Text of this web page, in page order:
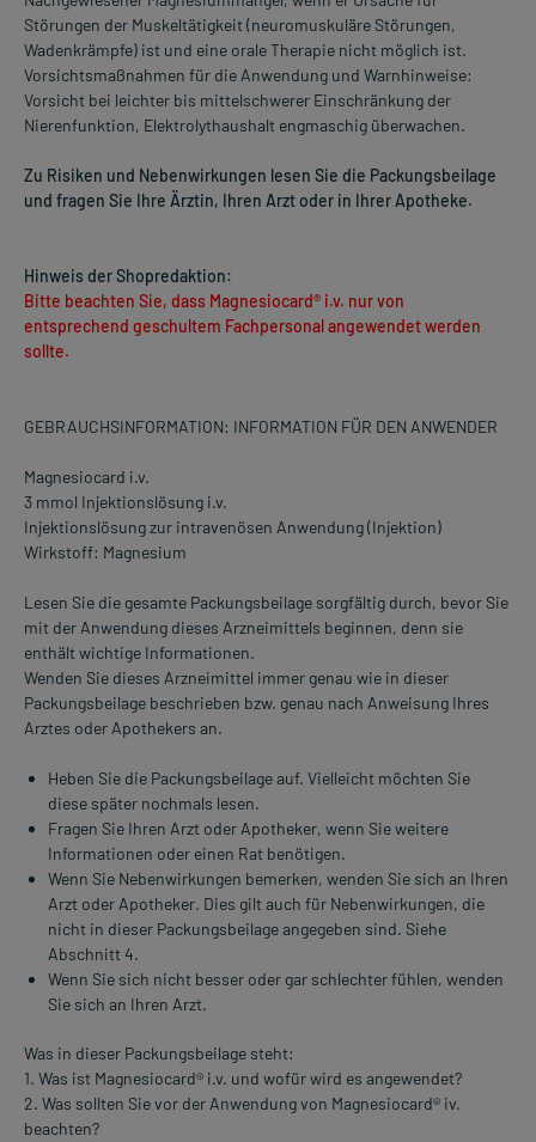
Störungen der Muskeltätigkeit (neuromuskuläre Störungen,
Wadenkrämpfe) ist und eine orale Therapie nicht möglich ist.
Vorsichtsmaßnahmen für die Anwendung und Warnhinweise:
Vorsicht bei leichter bis mittelschwerer Einschränkung der
Nierenfunktion, Elektrolythaushalt engmaschig überwachen.
Zu Risiken und Nebenwirkungen lesen Sie die Packungsbeilage
und fragen Sie Ihre Ärztin, Ihren Arzt oder in Ihrer Apotheke.
Hinweis der Shopredaktion:
Bitte beachten Sie, dass Magnesiocard® i.v. nur von
entsprechend geschultem Fachpersonal angewendet werden
sollte.
GEBRAUCHSINFORMATION: INFORMATION FÜR DEN ANWENDER
Magnesiocard i.v.
3 mmol Injektionslösung i.v.
Injektionslösung zur intravenösen Anwendung (Injektion)
Wirkstoff: Magnesium
Lesen Sie die gesamte Packungsbeilage sorgfältig durch, bevor Sie
mit der Anwendung dieses Arzneimittels beginnen, denn sie
enthält wichtige Informationen.
Wenden Sie dieses Arzneimittel immer genau wie in dieser
Packungsbeilage beschrieben bzw. genau nach Anweisung Ihres
Arztes oder Apothekers an.
Heben Sie die Packungsbeilage auf. Vielleicht möchten Sie
diese später nochmals lesen.
Fragen Sie Ihren Arzt oder Apotheker, wenn Sie weitere
Informationen oder einen Rat benötigen.
Wenn Sie Nebenwirkungen bemerken, wenden Sie sich an Ihren
Arzt oder Apotheker. Dies gilt auch für Nebenwirkungen, die
nicht in dieser Packungsbeilage angegeben sind. Siehe
Abschnitt 4.
Wenn Sie sich nicht besser oder gar schlechter fühlen, wenden
Sie sich an Ihren Arzt.
Was in dieser Packungsbeilage steht:
1. Was ist Magnesiocard® i.v. und wofür wird es angewendet?
2. Was sollten Sie vor der Anwendung von Magnesiocard® iv.
beachten?